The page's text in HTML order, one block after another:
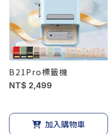
B21Pro標籤機
NT$ 2,499
加入購物車